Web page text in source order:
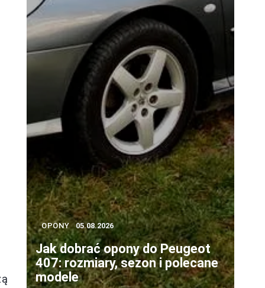
OPONY 05.08.2026
Jak dobrać opony do Peugeot
407: rozmiary, sezon i polecane
modele